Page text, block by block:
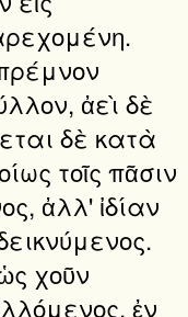
ἀεὶ δὲ
δὲ κατὰ
τοῖς πᾶσιν
ἀλλ' ἰδίαν
χοῦν
ἐν